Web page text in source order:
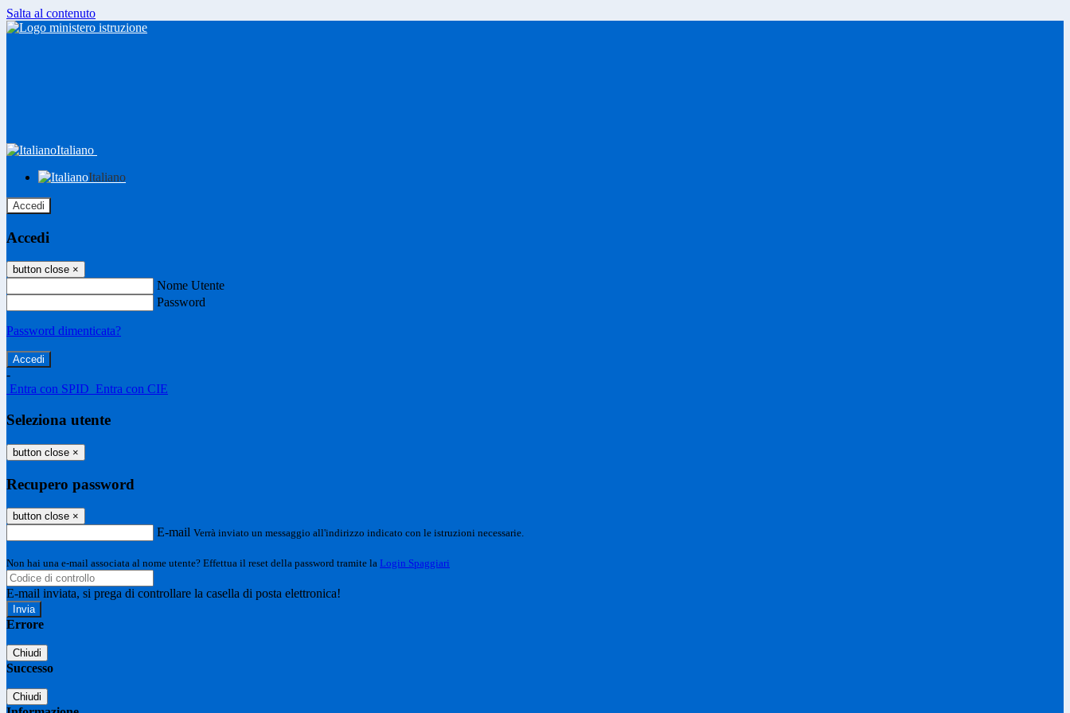
Salta al contenuto
Italiano
Italiano
Accedi
Accedi
button close ×
Nome Utente
Password
Password dimenticata?
-
Entra con SPID Entra con CIE
Seleziona utente
button close ×
Recupero password
button close ×
E-mail Verrà inviato un messaggio all'indirizzo indicato con le istruzioni necessarie.
Non hai una e-mail associata al nome utente? Effettua il reset della password tramite la Login Spaggiari
E-mail inviata, si prega di controllare la casella di posta elettronica!
Errore
Chiudi
Successo
Chiudi